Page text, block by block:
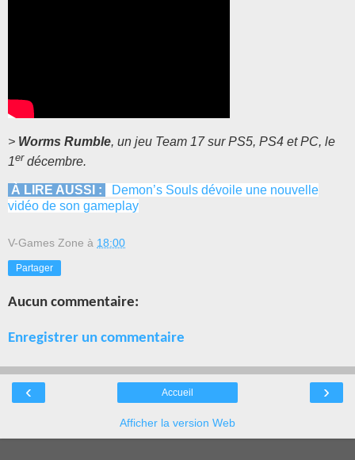
> Worms Rumble, un jeu Team 17 sur PS5, PS4 et PC, le
1er décembre.
À LIRE AUSSI :
Demon’s Souls dévoile une nouvelle
vidéo de son gameplay
V-Games Zone à 18:00
Partager
Aucun commentaire:
Enregistrer un commentaire
‹ ›
Accueil
Afficher la version Web